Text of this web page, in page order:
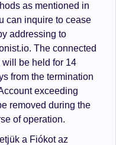
as mentioned in
can inquire to cease
addressing to
The connected
will be held for 14
from the termination
exceeding
removed during the
of operation.
a Fiókot az